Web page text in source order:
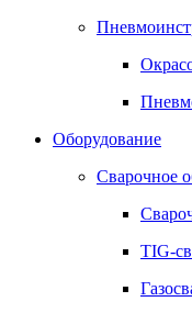
Оборудование
Сварочное
TIG-